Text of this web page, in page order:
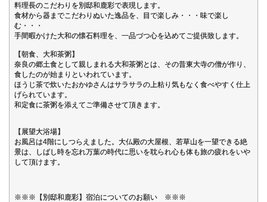
料理長のこだわりを別邸和鹿彩で表現します。
食材から器までこだわりぬいた逸品を、目で楽しみ・・・味で楽し
む・・・
手間暇かけた大和の懐石料理を、一品づつ心を込めてご提供致します。
【朝食、大和茶粥】
奈良の郷土食として親しまれる大和茶粥とは、その昔東大寺の僧が作り、
食したのが始まりといわれています。
ほうじ茶で炊いたおかゆさんはサラサラの上粘り気もなく食べやすく仕上
げられています。
和定食に茶粥を添えてご準備させて頂きます。
【展望大浴場】
お風呂は4階にしつらえました。大仏殿の大屋根、若草山を一望できる絶
景は、しばし時を忘れ万葉の時代に思いを耽られ心も体も旅の疲れをいや
して頂けます。
※※※【別邸和鹿彩】宿泊についてのお願い ※※※